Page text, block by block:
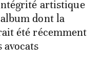
artistique
dont la
été récemment